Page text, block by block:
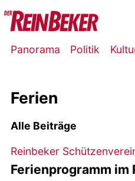
Panorama Politik
Ferien
Alle Beiträge
Reinbeker
Ferienprogramm